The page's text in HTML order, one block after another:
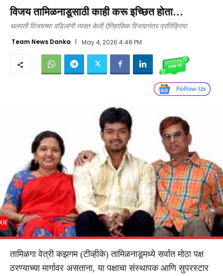
विजय तामिळनाडूसाठी काही करू इच्छित होता…
थलपती विजयच्या वडिलांनी व्यक्त केली ऐतिहासिक विजयानंतर प्रतिक्रिया
Team News Danka May 4, 2026 4:48 PM
तामिळगा वेत्री कझगम (टीव्हीके) तामिळनाडूमध्ये सर्वात मोठा पक्ष
ठरण्याच्या मार्गावर असताना, या पक्षाचा संस्थापक आणि सुपरस्टार